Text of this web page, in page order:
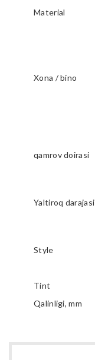
Material
Xona / bino
qamrov doirasi
Yaltiroq darajasi
Style
Tint
Qalinligi, mm